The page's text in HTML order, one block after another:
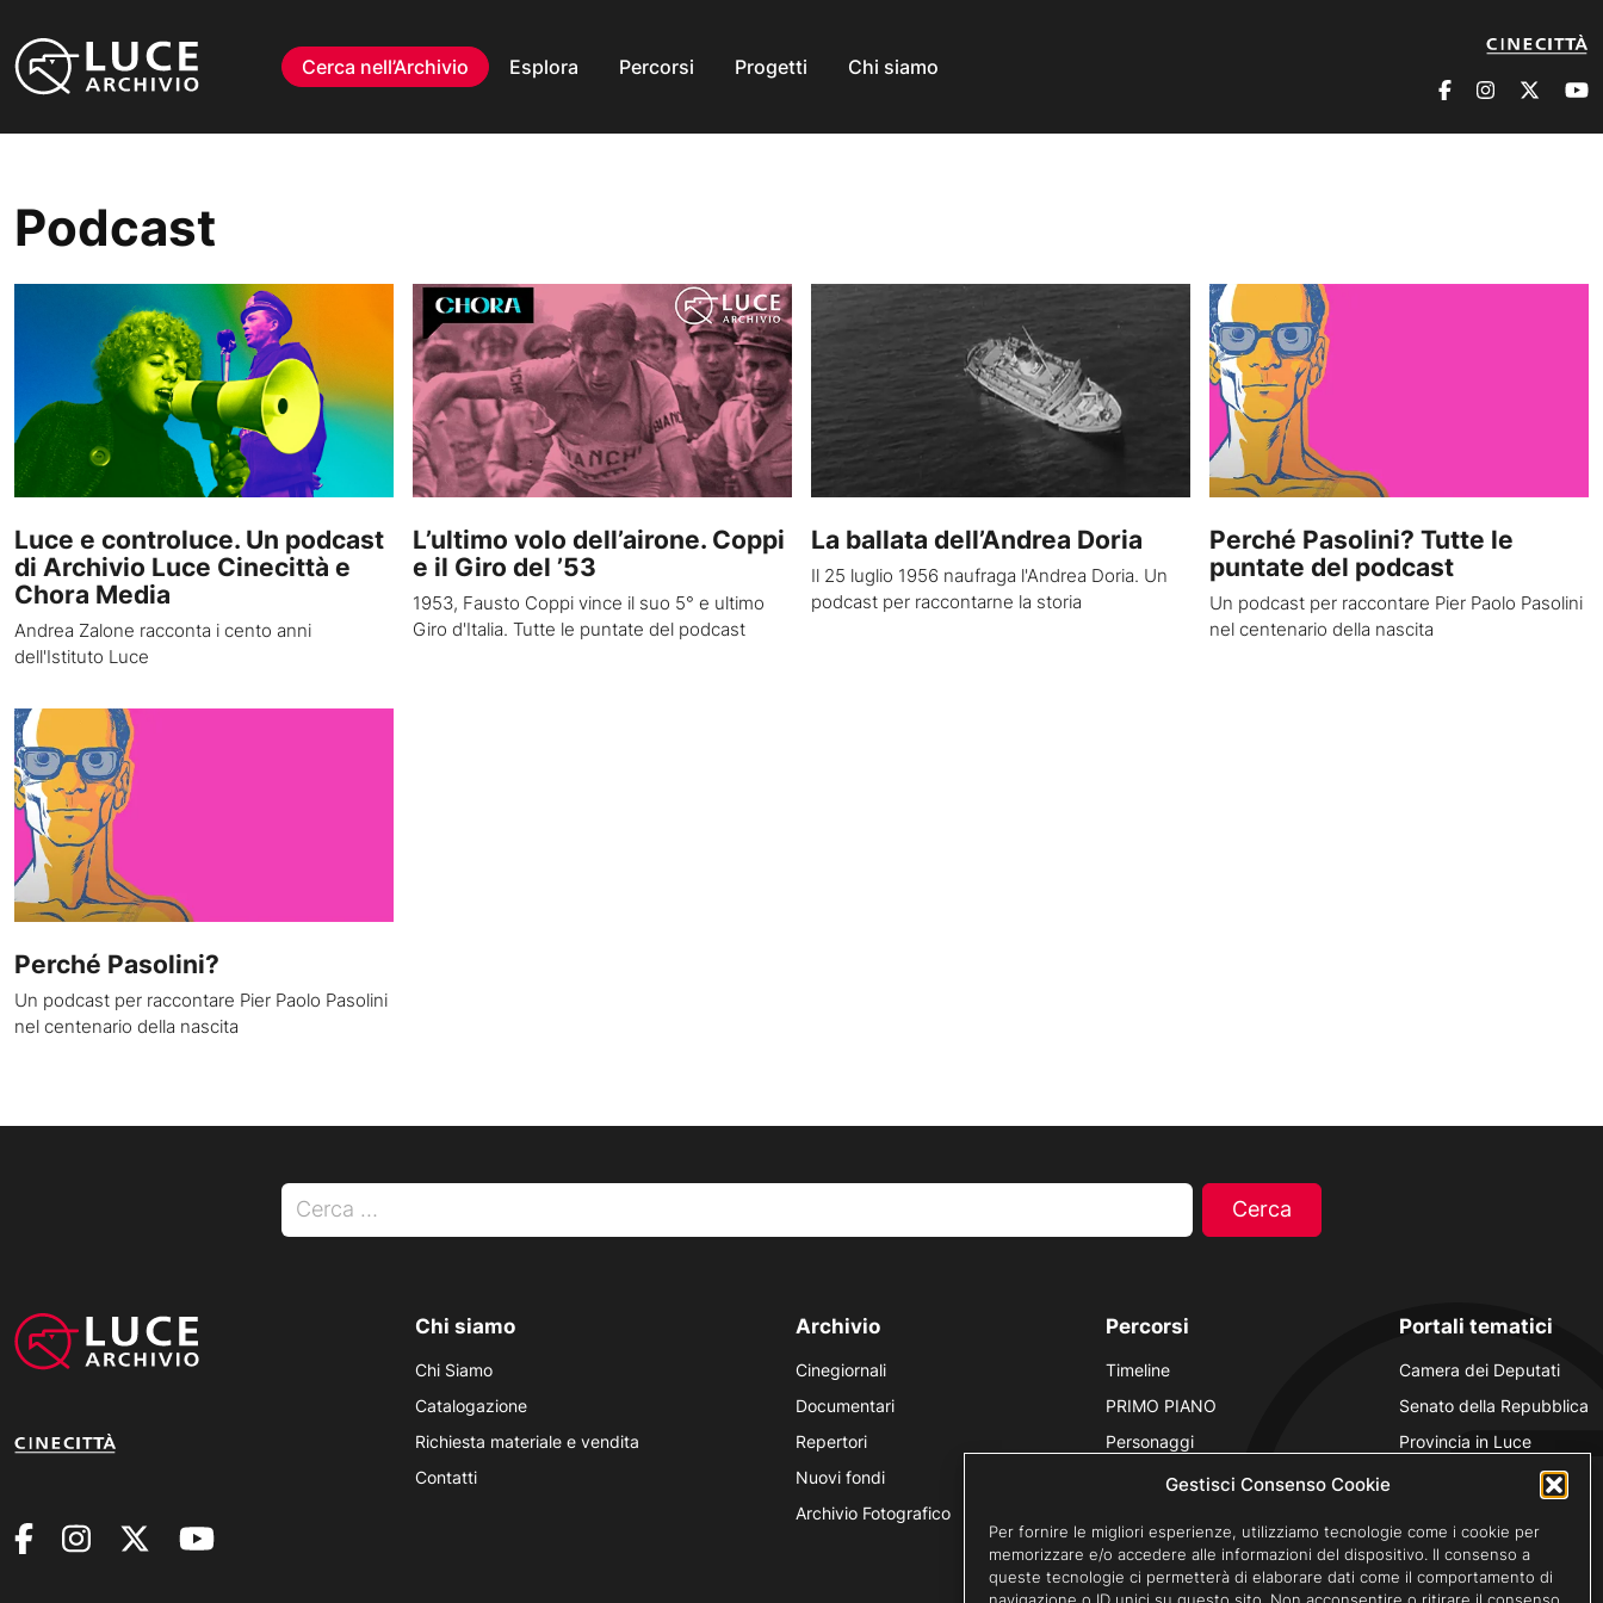
Gestisci Consenso Cookie
Per fornire le migliori esperienze, utilizziamo tecnologie come i cookie per
memorizzare e/o accedere alle informazioni del dispositivo. Il consenso a
queste tecnologie ci permetterà di elaborare dati come il comportamento di
Cerca nell’Archivio Esplora Percorsi Progetti Chi siamo
Podcast
Luce e controluce. Un podcast
di Archivio Luce Cinecittà e
Chora Media
Andrea Zalone racconta i cento anni
dell'Istituto Luce
L’ultimo volo dell’airone. Coppi
e il Giro del ’53
1953, Fausto Coppi vince il suo 5° e ultimo
Giro d'Italia. Tutte le puntate del podcast
La ballata dell’Andrea Doria
Il 25 luglio 1956 naufraga l'Andrea Doria. Un
podcast per raccontarne la storia
Perché Pasolini? Tutte le
puntate del podcast
Un podcast per raccontare Pier Paolo Pasolini
nel centenario della nascita
Perché Pasolini?
Un podcast per raccontare Pier Paolo Pasolini
nel centenario della nascita
Ricerca per:
Chi siamo
Chi Siamo
Catalogazione
Richiesta materiale e vendita
Contatti
Archivio
Cinegiornali
Documentari
Repertori
Nuovi fondi
Archivio Fotografico
Percorsi
Timeline
PRIMO PIANO
Personaggi
Polvere d’Archivio
Portali tematici
Camera dei Deputati
Senato della Repubblica
Provincia in Luce
Fare gli italiani